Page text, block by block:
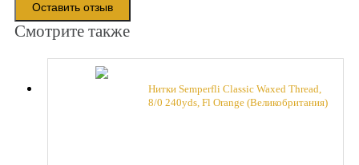
Оставить отзыв
Смотрите также
Нитки Semperfli Classic Waxed Thread,
8/0 240yds, Fl Orange (Великобритания)